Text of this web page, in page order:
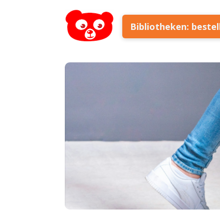
Bibliotheken: